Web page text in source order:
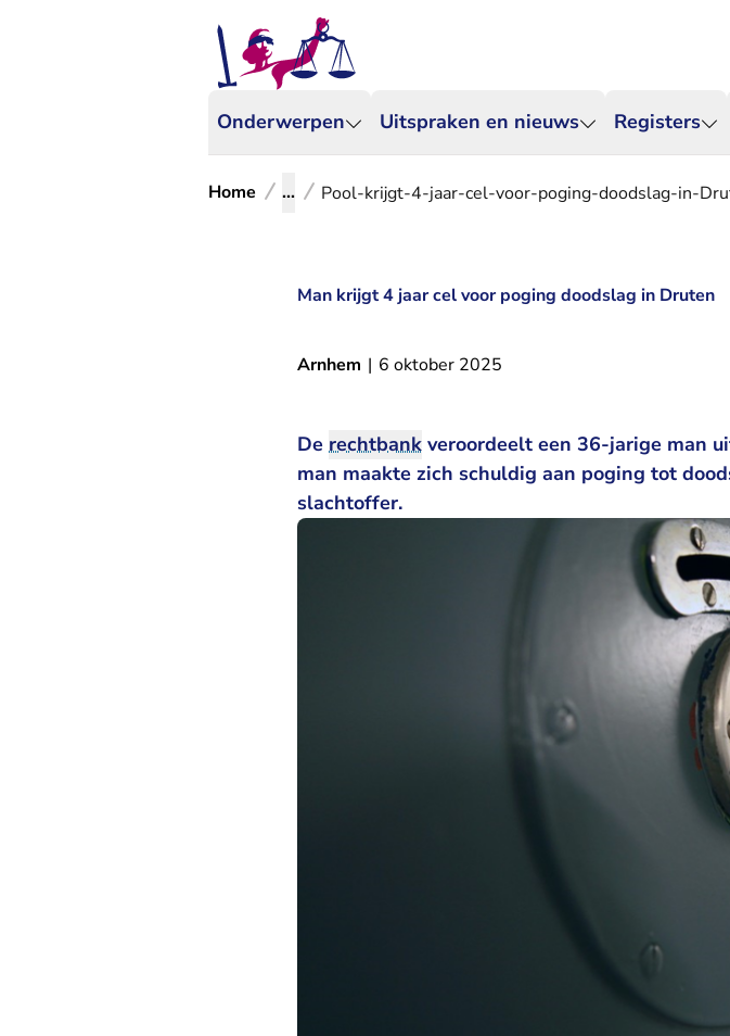
Onderwerpen Uitspraken en nieuws Registers
Home ... Pool-krijgt-4-jaar-cel-voor-poging-doodslag-in-
Man krijgt 4 jaar cel voor poging doodslag in Druten
Arnhem | 6 oktober 2025
De rechtbank veroordeelt een 36-jarige man
man maakte zich schuldig aan poging tot
slachtoffer.